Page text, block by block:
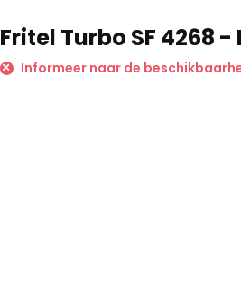
Fritel Turbo SF 4268
Informeer naar de